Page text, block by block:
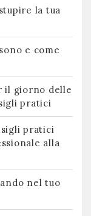
la tua
e come
il giorno delle
pratici
pratici
alla
nel tuo